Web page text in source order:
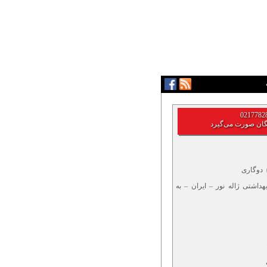
صورت می‌گیرد
دوگاری
ژاله نور – ایران – به